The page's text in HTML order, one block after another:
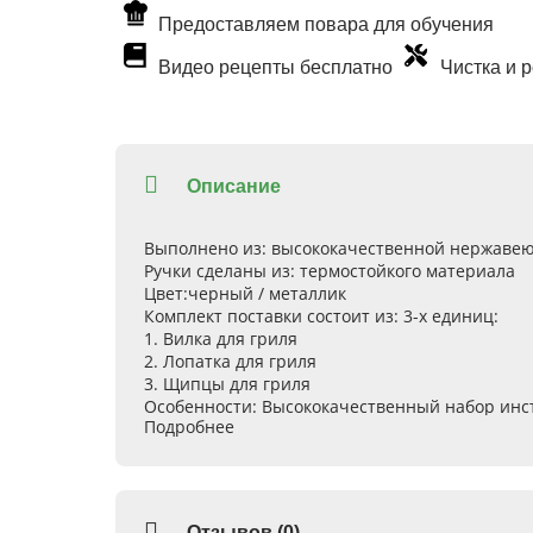
Предоставляем повара для обучения
Видео рецепты бесплатно Чистка и
Описание
Выполнено из: высококачественной
Ручки сделаны из: термостойкого материала
Цвет:черный / металлик
Комплект поставки состоит из: 3-х единиц:
1. Вилка для гриля
2. Лопатка для гриля
3. Щипцы для гриля
Особенности: Высококачественный набор
инструмента, чаще всего использующиеся
ценам.
Подробнее